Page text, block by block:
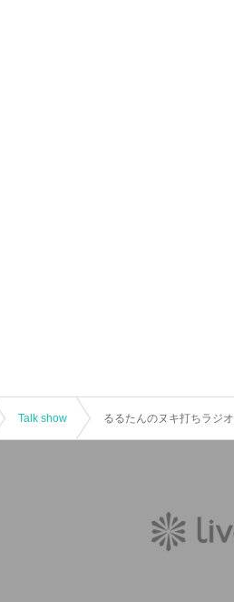
Talk show るるたんのヌキ打ちラジオ